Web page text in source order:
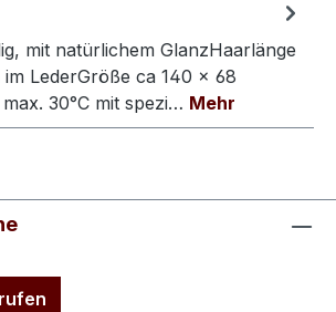
mit natürlichem GlanzHaarlänge
LederGröße ca 140 × 68
30°C mit spezi… Mehr